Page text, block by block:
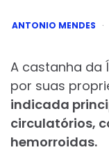
POSTED
BY
ANTONIO MENDES
A castanha da
por suas
indicada
circulatórios,
hemorroidas.